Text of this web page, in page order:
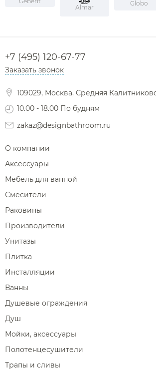
Almar
Globo
+7 (495) 120-67-77
Заказать звонок
109029, Москва, Средняя
10.00 - 18.00 По будням
zakaz@designbathroom.ru
О компании
Аксессуары
Мебель для ванной
Смесители
Раковины
Производители
Унитазы
Плитка
Инсталляции
Ванны
Душевые ограждения
Душ
Мойки, аксессуары
Полотенцесушители
Трапы и сливы